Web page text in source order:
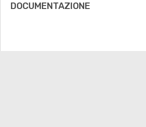
DOCUMENTAZIONE